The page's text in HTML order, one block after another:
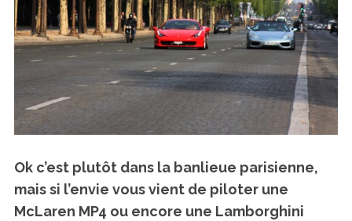
Ok c’est plutôt dans la banlieue parisienne,
mais si l’envie vous vient de piloter une
McLaren MP4 ou encore une Lamborghini